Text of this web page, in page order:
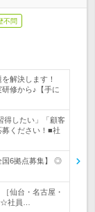
不問
解決します！
修から♪【手に
得したい」「顧客
ください！■社
国6拠点募集】 ◎
仙台・名古屋・
☆社員…